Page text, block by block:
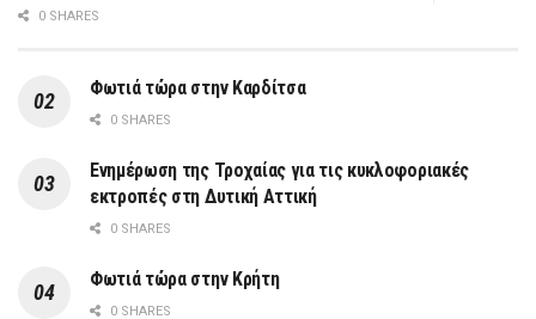
0 SHARES
Φωτιά τώρα στην Καρδίτσα
0 SHARES
Ενημέρωση της Τροχαίας για τις κυκλοφοριακές
εκτροπές στη Δυτική Αττική
0 SHARES
Φωτιά τώρα στην Κρήτη
0 SHARES